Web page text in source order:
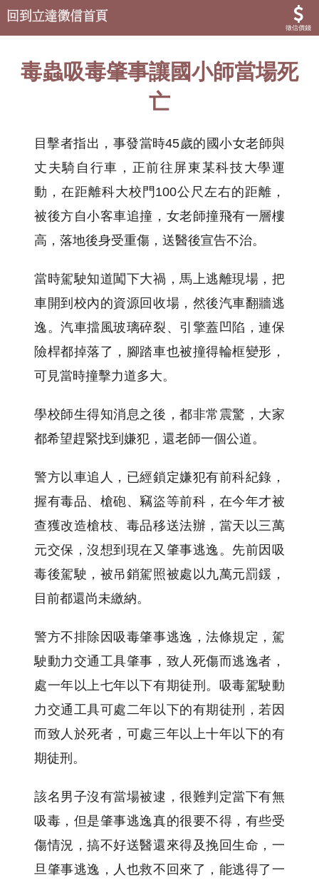
徵信價錢
毒蟲吸毒肇事讓國小師當場死
亡
目擊者指出，事發當時45歲的國小女老師與
丈夫騎自行車，正前往屏東某科技大學運
動，在距離科大校門100公尺左右的距離，
被後方自小客車追撞，女老師撞飛有一層樓
高，落地後身受重傷，送醫後宣告不治。
當時駕駛知道闖下大禍，馬上逃離現場，把
車開到校內的資源回收場，然後汽車翻牆逃
逸。汽車擋風玻璃碎裂、引擎蓋凹陷，連保
險桿都掉落了，腳踏車也被撞得輪框變形，
可見當時撞擊力道多大。
學校師生得知消息之後，都非常震驚，大家
都希望趕緊找到嫌犯，還老師一個公道。
警方以車追人，已經鎖定嫌犯有前科紀錄，
握有毒品、槍砲、竊盜等前科，在今年才被
查獲改造槍枝、毒品移送法辦，當天以三萬
元交保，沒想到現在又肇事逃逸。先前因吸
毒後駕駛，被吊銷駕照被處以九萬元罰鍰，
目前都還尚未繳納。
警方不排除因吸毒肇事逃逸，法條規定，駕
駛動力交通工具肇事，致人死傷而逃逸者，
處一年以上七年以下有期徒刑。吸毒駕駛動
力交通工具可處二年以下的有期徒刑，若因
而致人於死者，可處三年以上十年以下的有
期徒刑。
該名男子沒有當場被逮，很難判定當下有無
吸毒，但是肇事逃逸真的很要不得，有些受
傷情況，搞不好送醫還來得及挽回生命，一
旦肇事逃逸，人也救不回來了，能逃得了一